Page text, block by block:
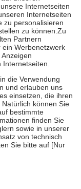
Apotheken.
beträgt die
Euro je
Gesundheit zu
zu unterstützen,
18. Lebensjahr
die von der
Bewertungen